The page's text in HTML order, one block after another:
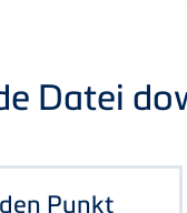
Datei
Punkt